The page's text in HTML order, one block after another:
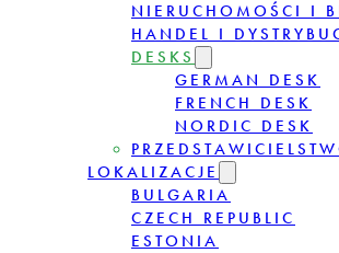
NIERUCHOMOŚCI I
HANDEL I
DESKS
GERMAN DESK
FRENCH DESK
NORDIC DESK
LOKALIZACJE
BULGARIA
CZECH REPUBLIC
ESTONIA